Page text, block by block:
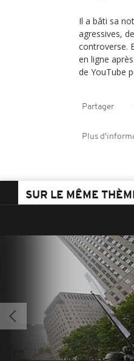
Il a bâti sa
agressives,
controverse.
en ligne
de YouTube
Partager
Plus
SUR LE MÊME